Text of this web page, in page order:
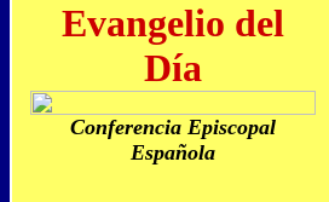
Evangelio del
Día
Conferencia Episcopal
Española